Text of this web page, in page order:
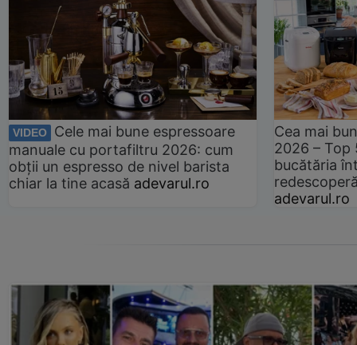
VIDEO
Cele mai bune espressoare
manuale cu portafiltru 2026: cum
obții un espresso de nivel barista
chiar la tine acasă adevarul.ro
Cea mai
2026 –
bucătăria
adevarul.ro